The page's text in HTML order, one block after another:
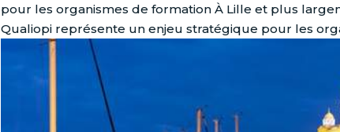
pour les organismes de formation À Lille et plus
Qualiopi représente un enjeu stratégique pour les